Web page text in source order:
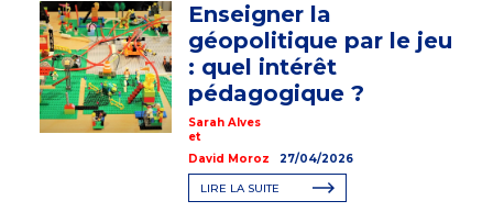
Enseigner la
géopolitique par le jeu
: quel intérêt
pédagogique ?
Sarah Alves
et
David Moroz
27/04/2026
LIRE LA SUITE